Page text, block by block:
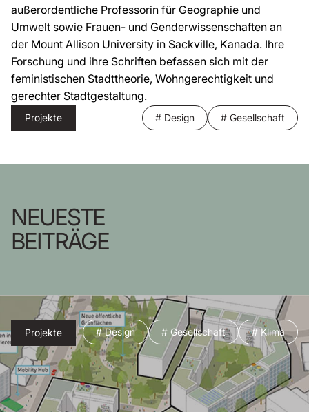
außerordentliche Professorin für Geographie und
Umwelt sowie Frauen- und Genderwissenschaften an
der Mount Allison University in Sackville, Kanada. Ihre
Forschung und ihre Schriften befassen sich mit der
feministischen Stadttheorie, Wohngerechtigkeit und
gerechter Stadtgestaltung.
Projekte # Design # Gesellschaft
NEUESTE
BEITRÄGE
Projekte # Design # Gesellschaft # Klima